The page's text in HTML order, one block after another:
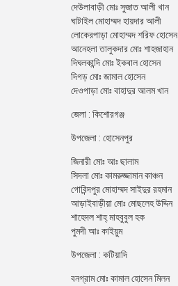
দেউলাবাড়ী মোঃ সুজাত আলী খান
ঘাটাইল মোহাম্মদ হায়দার আলী
লোকেরপাড়া মোহাম্মদ শরিফ হোসেন
আনেহলা তালুকদার মোঃ শাহজাহান
দিঘলকান্দি মোঃ ইকবাল হোসেন
দিগড় মোঃ জামাল হোসেন
দেওপাড়া মোঃ বাহাদুর আলম খান
জেলা : কিশোরগঞ্জ
উপজেলা : হোসেনপুর
জিনারী মোঃ আঃ ছালাম
সিদলা মোঃ কামরুজ্জামান কাঞ্চন
গোবিন্দপুর মোহাম্মদ সাইদুর রহমান
আড়াইবাড়ীয়া মোঃ মোছলেহ উদ্দিন
শাহেদল শাহ্ মাহবুবুল হক
পুমদী আঃ কাইয়ুম
উপজেলা : কটিয়াদি
বনগ্রাম মোঃ কামাল হোসেন মিলন